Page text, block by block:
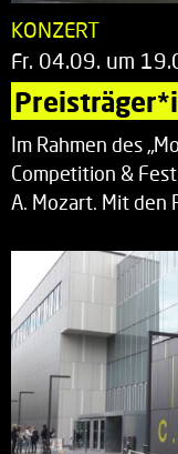
KONZERT
Fr. 04.09. um
Im Rahmen des
Competition &
A. Mozart. Mit den